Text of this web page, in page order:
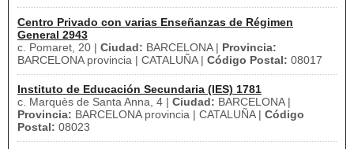
Centro Privado con varias Enseñanzas de Régimen
General 2943
c. Pomaret, 20 | Ciudad: BARCELONA | Provincia:
BARCELONA provincia | CATALUÑA | Código Postal: 08017
Instituto de Educación Secundaria (IES) 1781
c. Marquès de Santa Anna, 4 | Ciudad: BARCELONA |
Provincia: BARCELONA provincia | CATALUÑA | Código
Postal: 08023